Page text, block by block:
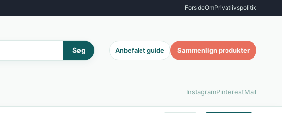
ForsideOmPrivatlivspolitik
Søg Anbefalet guide Sammenlign produkter
InstagramPinterestMail